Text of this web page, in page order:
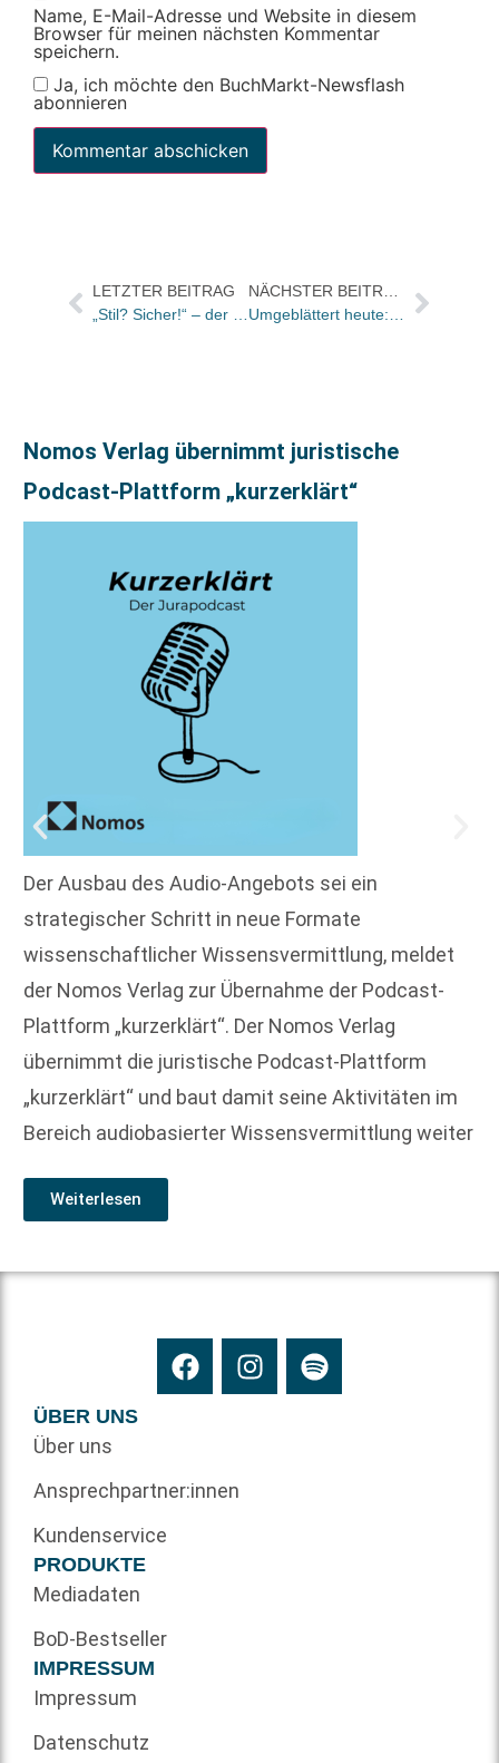
Name, E-Mail-Adresse und Website in diesem
Browser für meinen nächsten Kommentar
speichern.
Ja, ich möchte den BuchMarkt-Newsflash
abonnieren
LETZTER BEITRAG
Nomos Verlag übernimmt juristische
Podcast-Plattform „kurzerklärt“
Der Ausbau des Audio-Angebots sei ein
strategischer Schritt in neue Formate
wissenschaftlicher Wissensvermittlung, meldet
der Nomos Verlag zur Übernahme der Podcast-
Plattform „kurzerklärt“. Der Nomos Verlag
übernimmt die juristische Podcast-Plattform
„kurzerklärt“ und baut damit seine Aktivitäten im
Bereich audiobasierter Wissensvermittlung weiter
Weiterlesen
ÜBER UNS
Über uns
Ansprechpartner:innen
Kundenservice
PRODUKTE
Mediadaten
BoD-Bestseller
IMPRESSUM
Impressum
Datenschutz